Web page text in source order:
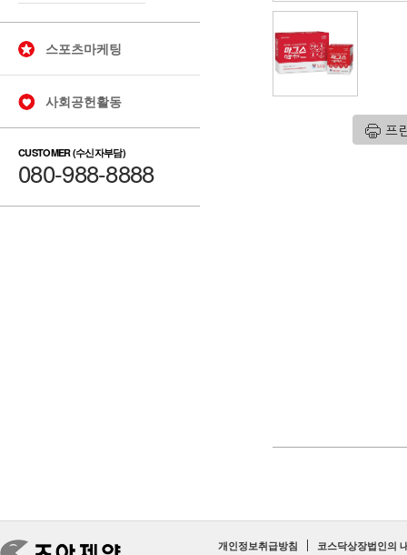
스포츠마케팅
사회공헌활동
CUSTOMER (수신자부담)
080-988-8888
개인정보취급방침 코스닥상장법인의